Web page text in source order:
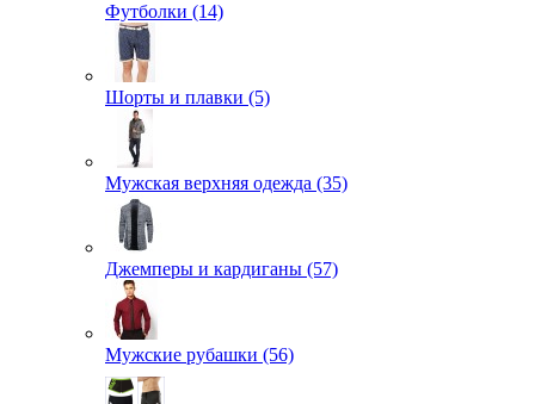
Футболки (14)
Шорты и плавки (5)
Мужская верхняя одежда (35)
Джемперы и кардиганы (57)
Мужские рубашки (56)